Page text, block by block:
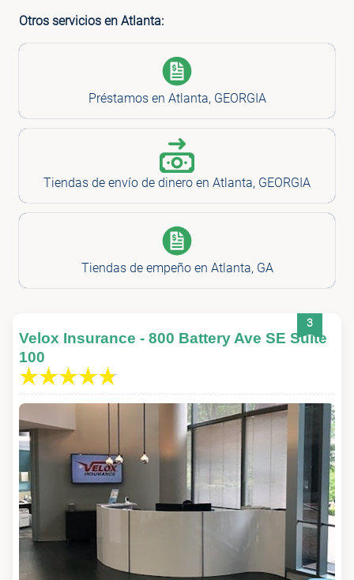
Otros servicios en Atlanta:
Préstamos en Atlanta, GEORGIA
Tiendas de envío de dinero en Atlanta, GEORGIA
Tiendas de empeño en Atlanta, GA
3
Velox Insurance - 800 Battery Ave SE Suite
100